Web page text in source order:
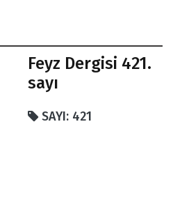
Feyz Dergisi 421.
sayı
SAYI: 421